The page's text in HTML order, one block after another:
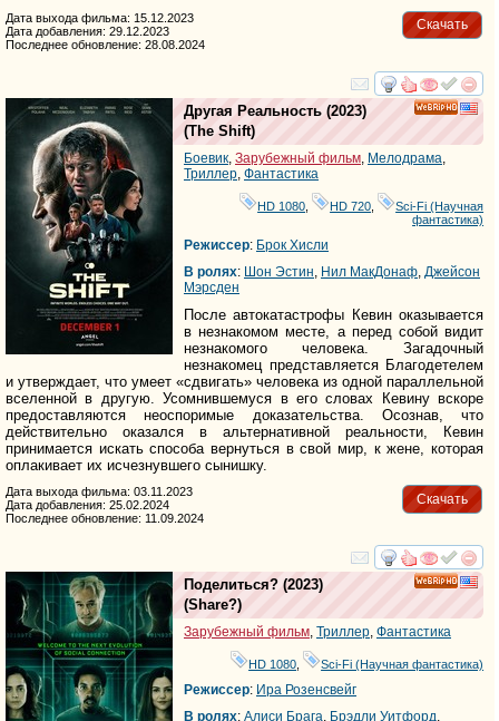
Скачать
Дата выхода фильма: 15.12.2023
Дата добавления: 29.12.2023
Последнее обновление: 28.08.2024
смотреть
Другая Реальность (2023)
(The Shift)
Боевик Зарубежный фильм Мелодрама
Триллер Фантастика
HD 1080 HD 720
Sci-Fi (Научная
фантастика)
Режиссер: Брок Хисли
В ролях: Шон Эстин Нил МакДонаф Джейсон
Мэрсден
После автокатастрофы Кевин оказывается
в незнакомом месте, а перед собой видит
незнакомого человека. Загадочный
незнакомец представляется Благодетелем
и утверждает, что умеет «сдвигать» человека из одной параллельной
вселенной в другую. Усомнившемуся в его словах Кевину вскоре
предоставляются неоспоримые доказательства. Осознав, что
действительно оказался в альтернативной реальности, Кевин
принимается искать способа вернуться в свой мир, к жене, которая
оплакивает их исчезнувшего сынишку.
Скачать
Дата выхода фильма: 03.11.2023
Дата добавления: 25.02.2024
Последнее обновление: 11.09.2024
смотреть
Поделиться? (2023)
(Share?)
Зарубежный фильм, Триллер, Фантастика
HD 1080, Sci-Fi (Научная фантастика)
Режиссер: Ира Розенсвейг
В ролях: Алиси Брага, Брэдли Уитфорд,